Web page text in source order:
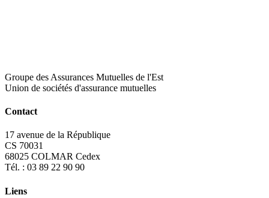
Groupe des Assurances Mutuelles de l'Est
Union de sociétés d'assurance mutuelles
Contact
17 avenue de la République
CS 70031
68025 COLMAR Cedex
Tél. : 03 89 22 90 90
Liens